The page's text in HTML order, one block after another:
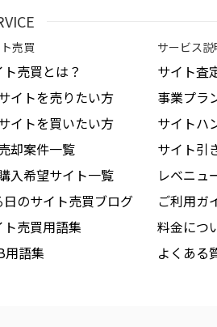
売買
ト売買とは？
イトを売りたい方
イトを買いたい方
却案件一覧
入希望サイト一覧
日のサイト売買ブログ
ト売買用語集
用語集
サービス説
サイト査
事業プラ
サイトハ
サイト引
レベニュ
ご利用ガ
料金につ
よくある